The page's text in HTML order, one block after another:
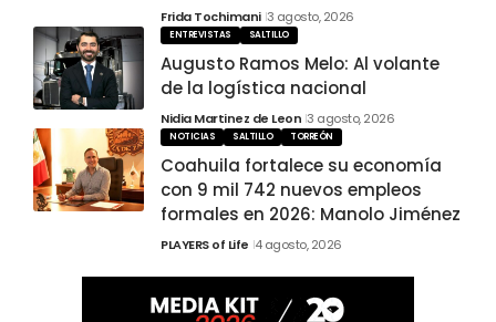
Frida Tochimani 3 agosto, 2026
ENTREVISTAS SALTILLO
Augusto Ramos Melo: Al volante
de la logística nacional
Nidia Martinez de Leon 3 agosto, 2026
NOTICIAS SALTILLO TORREÓN
Coahuila fortalece su economía
con 9 mil 742 nuevos empleos
formales en 2026: Manolo Jiménez
PLAYERS of Life 4 agosto, 2026